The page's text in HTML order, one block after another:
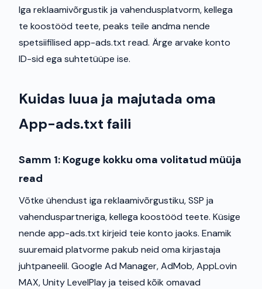
Iga reklaamivõrgustik ja vahendusplatvorm, kellega
te koostööd teete, peaks teile andma nende
spetsiifilised app-ads.txt read. Ärge arvake konto
ID-sid ega suhtetüüpe ise.
Kuidas luua ja majutada oma
App-ads.txt faili
Samm 1: Koguge kokku oma volitatud müüja
read
Võtke ühendust iga reklaamivõrgustiku, SSP ja
vahenduspartneriga, kellega koostööd teete. Küsige
nende app-ads.txt kirjeid teie konto jaoks. Enamik
suuremaid platvorme pakub neid oma kirjastaja
juhtpaneelil. Google Ad Manager, AdMob, AppLovin
MAX, Unity LevelPlay ja teised kõik omavad